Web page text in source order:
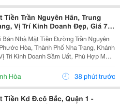
Tiền Trần Nguyên Hãn, Trung
Vị Trí Kinh Doanh Đẹp, Giá 7,4
Bán Nhà Mặt Tiền Đường Trần Nguyên
Hòa, Thành Phố Nha Trang, Khánh
Trí Kinh Doanh Sầm Uất, Phù Hợp Mở
Phòng, Showroom Hoặc Đầu Tư Cho
Thuê Lâu Dài. Thông Tin Chi Tiết. - Địa Chỉ: Số...
Hòa 38 phút trước
Tiền Kd Đ.cô Bắc, Quận 1 -